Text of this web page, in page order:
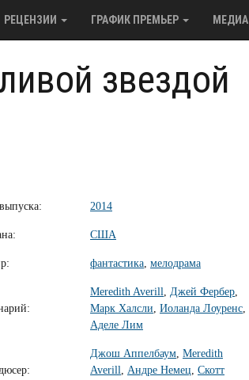
РЕЦЕНЗИИ ГРАФИК ПРЕМЬЕР МЕДИА
звездой
2014
США
фантастика, мелодрама
Meredith Averill, Джей Фербер,
Марк Халсли, Иоланда Лоуренс,
Аделе Лим
Джош Аппелбаум, Meredith
Averill, Андре Немец, Скотт